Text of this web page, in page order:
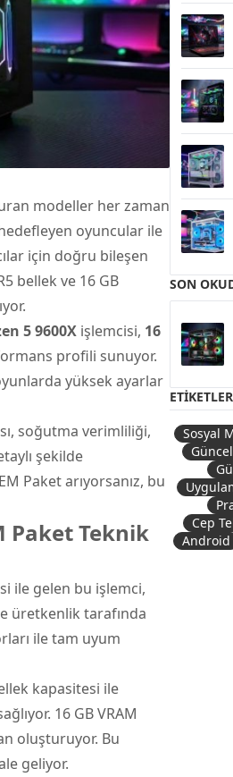
modeller her zaman
oyuncular ile
için doğru bileşen
bellek ve 16 GB
5 9600X işlemcisi, 16
profili sunuyor.
yüksek ayarlar
soğutma verimliliği,
şekilde
Paket arıyorsanız, bu
Paket Teknik
ile gelen bu işlemci,
üretkenlik tarafında
ile tam uyum
kapasitesi ile
16 GB VRAM
oluşturuyor. Bu
geliyor.
SON
ETIKETLER
Sosyal
Cep
Android